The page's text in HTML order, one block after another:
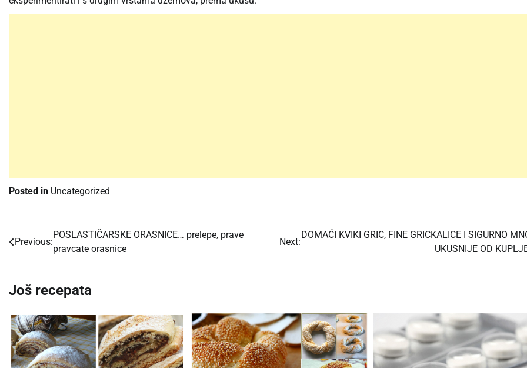
Posted in Uncategorized
Post
navigation
Previous:
POSLASTIČARSKE ORASNICE… prelepe, prave
pravcate orasnice
Next:
DOMAĆI KVIKI GRIC, FINE GRICKALICE I SIGURNO
UKUSNIJE OD
Još recepata